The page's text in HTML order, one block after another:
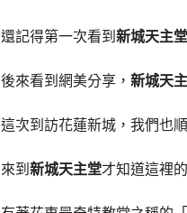
還記得第一次看到 新城天主堂
後來看到網美分享， 新城天
這次到訪花蓮新城，我們也
來到 新城天主堂才知道這裡